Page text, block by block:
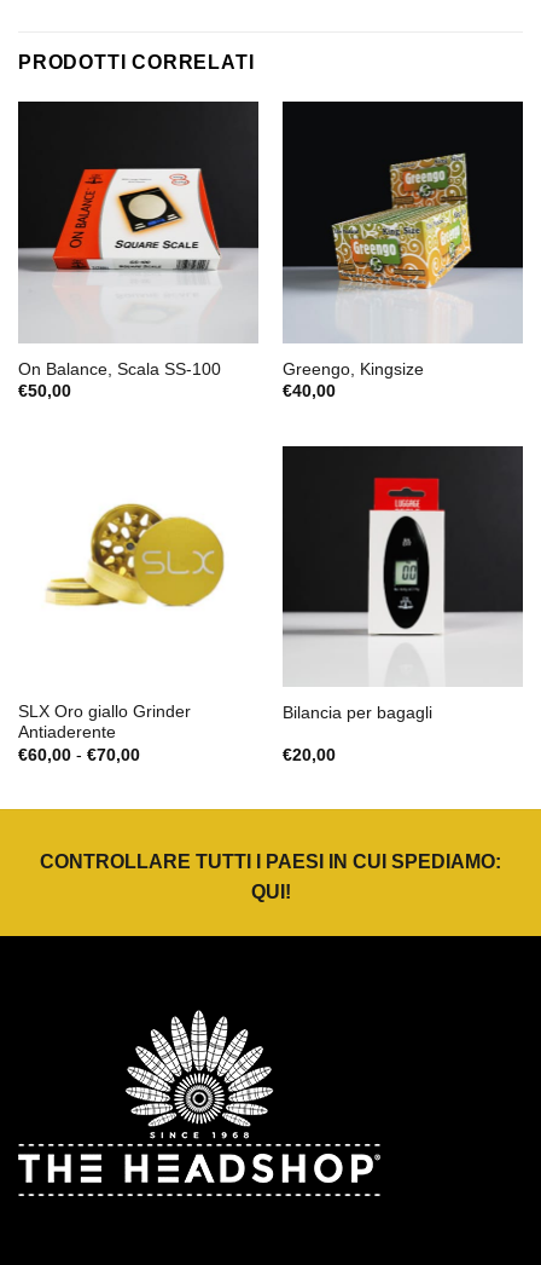
PRODOTTI CORRELATI
On Balance, Scala SS-100
€50,00
Greengo, Kingsize
€40,00
SLX Oro giallo Grinder
Antiaderente
€60,00 - €70,00Fascia
Bilancia per bagagli
€20,00
CONTROLLARE TUTTI I PAESI IN CUI SPEDIAMO:
QUI !